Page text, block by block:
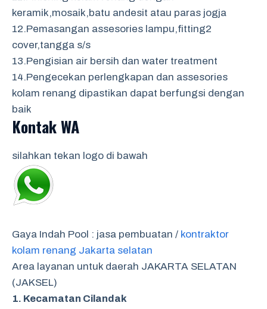
keramik,mosaik,batu andesit atau paras jogja
12.Pemasangan assesories lampu,fitting2
cover,tangga s/s
13.Pengisian air bersih dan water treatment
14.Pengecekan perlengkapan dan assesories
kolam renang dipastikan dapat berfungsi dengan
baik
Kontak WA
silahkan tekan logo di bawah
Gaya Indah Pool : jasa pembuatan / kontraktor
kolam renang Jakarta selatan
Area layanan untuk daerah JAKARTA SELATAN
(JAKSEL)
1. Kecamatan Cilandak